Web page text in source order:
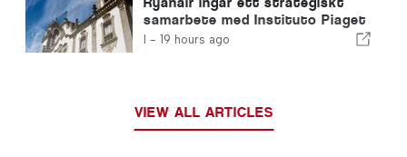
samarbete med Instituto Piaget
de Viseu för utbildning inom
I - 19 hours ago
VIEW ALL ARTICLES